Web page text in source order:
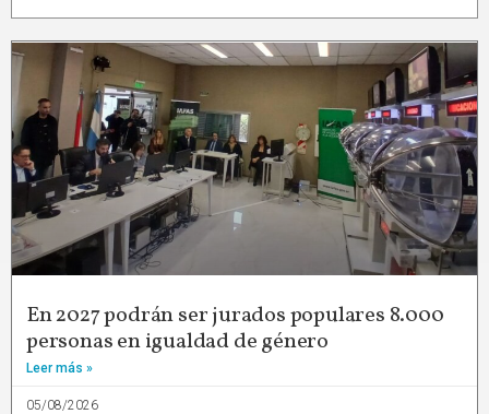
En 2027 podrán ser jurados populares 8.000
personas en igualdad de género
Leer más »
05/08/2026